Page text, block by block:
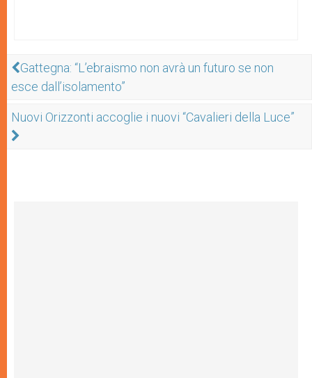
Gattegna: “L’ebraismo non avrà un futuro se non
esce dall’isolamento”
Nuovi Orizzonti accoglie i nuovi “Cavalieri della Luce”